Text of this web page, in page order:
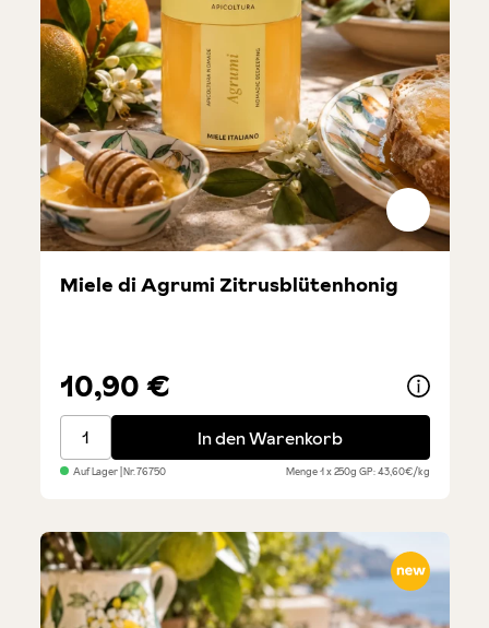
Miele di Agrumi Zitrusblütenhonig
10,90 €
Miele di Agrumi Zitrusblütenhonig
In den Warenkorb
Auf Lager| Nr.76750 Menge1 x 250gGP: 43,60€/kg